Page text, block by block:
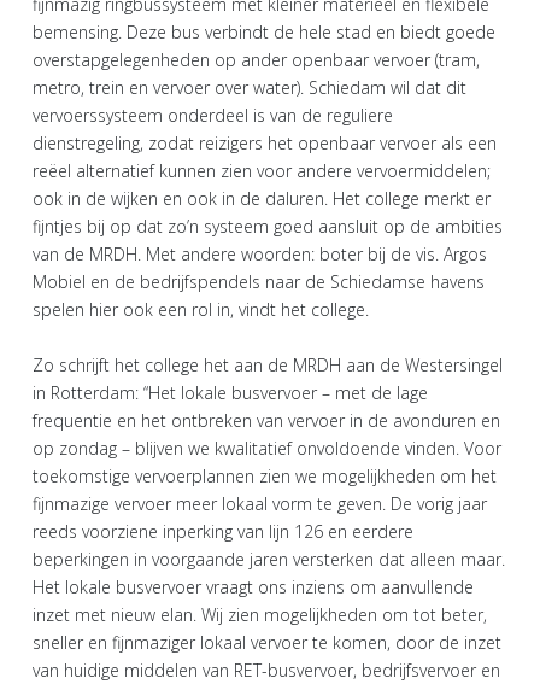
bemensing. Deze bus verbindt de hele stad en biedt goede
overstapgelegenheden op ander openbaar vervoer (tram,
metro, trein en vervoer over water). Schiedam wil dat dit
vervoerssysteem onderdeel is van de reguliere
dienstregeling, zodat reizigers het openbaar vervoer als een
reëel alternatief kunnen zien voor andere vervoermiddelen;
ook in de wijken en ook in de daluren. Het college merkt er
fijntjes bij op dat zo’n systeem goed aansluit op de ambities
van de MRDH. Met andere woorden: boter bij de vis. Argos
Mobiel en de bedrijfspendels naar de Schiedamse havens
spelen hier ook een rol in, vindt het college.
Zo schrijft het college het aan de MRDH aan de Westersingel
in Rotterdam: “Het lokale busvervoer – met de lage
frequentie en het ontbreken van vervoer in de avonduren en
op zondag – blijven we kwalitatief onvoldoende vinden. Voor
toekomstige vervoerplannen zien we mogelijkheden om het
fijnmazige vervoer meer lokaal vorm te geven. De vorig jaar
reeds voorziene inperking van lijn 126 en eerdere
beperkingen in voorgaande jaren versterken dat alleen maar.
Het lokale busvervoer vraagt ons inziens om aanvullende
inzet met nieuw elan. Wij zien mogelijkheden om tot beter,
sneller en fijnmaziger lokaal vervoer te komen, door de inzet
van huidige middelen van RET-busvervoer, bedrijfsvervoer en